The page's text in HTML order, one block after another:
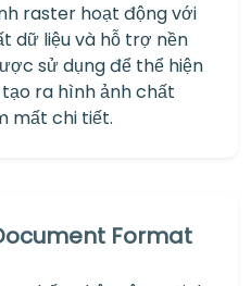
raster hoạt động với
dữ liệu và hỗ trợ nền
sử dụng để thể hiện
ra hình ảnh chất
mất chi tiết.
Format